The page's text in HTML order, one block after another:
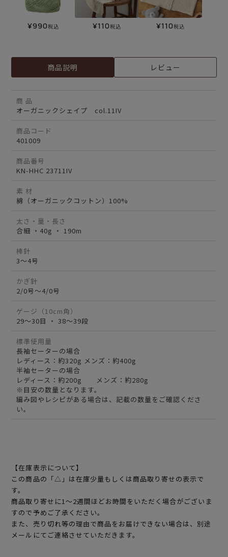
¥990税込 ¥110税込 ¥110税込
商品説明 レビュー
商 品
オーガニックシェイプ col.11IV
商品コード
401009
商品番号
KN-HHC 23711IV
素 材
綿（オーガニックコットン）100%
太さ・量・長さ
合細 ・40g ・ 190m
棒針
3～4号
かぎ針
2/0号～4/0号
ゲージ（10cm角）
29～30目 ・ 38～39段
標準使用量
長袖セーターの場合
レディース：約320g メンズ：約400g
半袖セーターの場合
レディース：約200g メンズ：約280g
※目安の数量となります。
編み図やレシピがある場合は、記載の数量をご確認くださ
い。
【在庫表示について】
この商品の「△」は在庫少量もしくは商品取り寄せの表示で
す。
商品取り寄せに1～2週間ほどお時間をいただく場合がございま
すので予めご了承ください。
また、売り切れ等の理由で商品をお届けできない場合は、別途
メールにてご連絡させていただきます。